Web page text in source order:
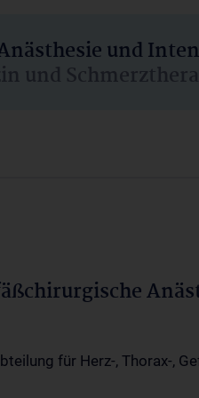
und
und
für Herz-, Thorax-,